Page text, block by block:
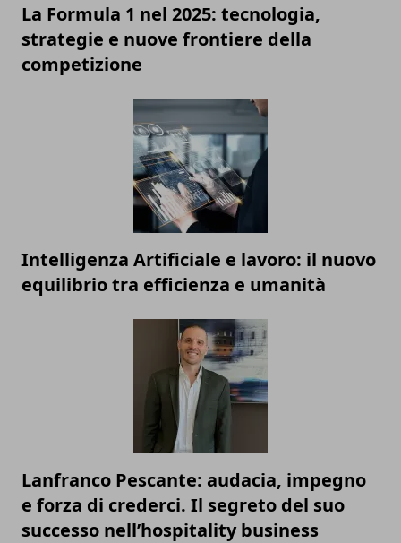
La Formula 1 nel 2025: tecnologia,
strategie e nuove frontiere della
competizione
Intelligenza Artificiale e lavoro: il nuovo
equilibrio tra efficienza e umanità
Lanfranco Pescante: audacia, impegno
e forza di crederci. Il segreto del suo
successo nell’hospitality business